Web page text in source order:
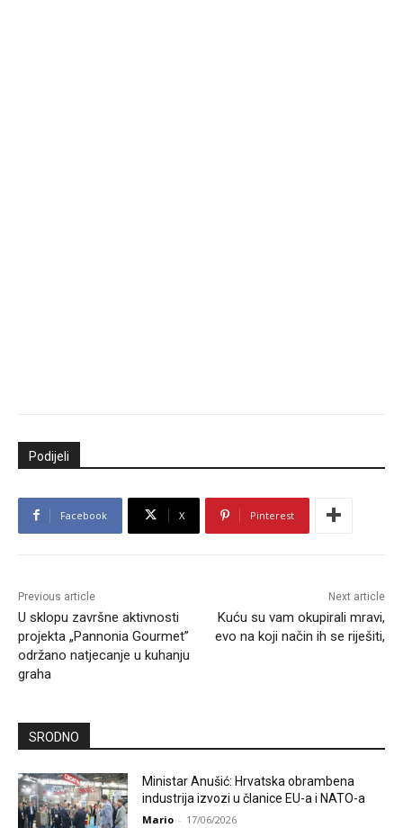
Podijeli
Facebook X Pinterest
Previous article
U sklopu završne aktivnosti
projekta „Pannonia Gourmet”
održano natjecanje u kuhanju
graha
Next article
Kuću su vam okupirali mravi,
evo na koji način ih se riješiti,
SRODNO
Ministar Anušić: Hrvatska obrambena
industrija izvozi u članice EU-a i NATO-a
Mario - 17/06/2026